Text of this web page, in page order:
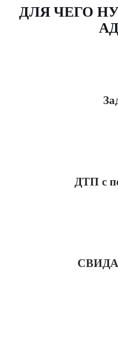
ДЛЯ ЧЕГО
ДТП с